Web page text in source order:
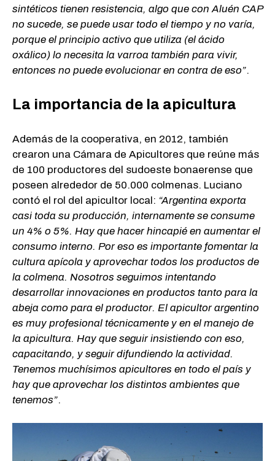
sintéticos tienen resistencia, algo que con Aluén CAP
no sucede, se puede usar todo el tiempo y no varía,
porque el principio activo que utiliza (el ácido
oxálico) lo necesita la varroa también para vivir,
entonces no puede evolucionar en contra de eso”.
La importancia de la apicultura
Además de la cooperativa, en 2012, también
crearon una Cámara de Apicultores que reúne más
de 100 productores del sudoeste bonaerense que
poseen alrededor de 50.000 colmenas. Luciano
contó el rol del apicultor local: “Argentina exporta
casi toda su producción, internamente se consume
un 4% o 5%. Hay que hacer hincapié en aumentar el
consumo interno. Por eso es importante fomentar la
cultura apícola y aprovechar todos los productos de
la colmena. Nosotros seguimos intentando
desarrollar innovaciones en productos tanto para la
abeja como para el productor. El apicultor argentino
es muy profesional técnicamente y en el manejo de
la apicultura. Hay que seguir insistiendo con eso,
capacitando, y seguir difundiendo la actividad.
Tenemos muchísimos apicultores en todo el país y
hay que aprovechar los distintos ambientes que
tenemos”.